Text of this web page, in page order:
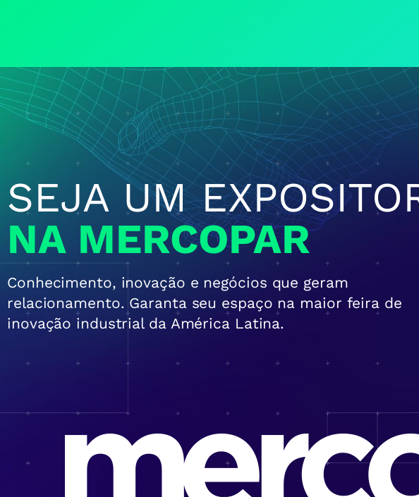
SEJA UM
NA MERCOPAR
Conhecimento, inovação e negócios que geram
relacionamento. Garanta seu espaço na maior feira de
inovação industrial da América Latina.